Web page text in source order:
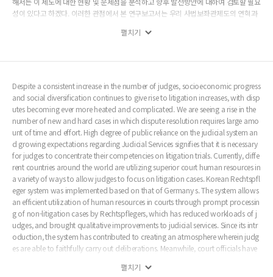
성이 있다고 하겠다. 이러한 관점에서 본 연구보고서는 우리 사법보좌관제도의 연혁과
여 독일과 오스트리아의 제도를 비교하면서 제도의 발전적 운영에 대한 여러 방안을 제
재판의 패러다임이‘신속한 처리’이었다면 앞으로는 ‘충실한 심리’로 그 무게 중심이 옮
이 한층 강화될 것으로 기대된다. 현직 사법보좌관들 스스로도 이러한 추세에 능동적으
로 대응하기 위해서는 학문적인 부분과 실무적인 부분을 결합하여 역량을 더욱 키워야
할 것이다. 끝으로 본 연구보고서가 향후 실제적인 사법보좌관제도의 개선으로 이어져
국민에 대하여 직접적인 도움을 줄 수 있는 제도로 정착하는 데 일조하기를 기대한다.
펼치기
Despite a consistent increase in the number of judges, socioeconomic progress
and social diversification continues to give rise to litigation increases, with disp
utes becoming ever more heated and complicated. We are seeing a rise in the
number of new and hard cases in which dispute resolution requires large amo
unt of time and effort. High degree of public reliance on the judicial system an
d growing expectations regarding Judicial Services signifies that it is necessary
for judges to concentrate their competencies on litigation trials. Currently, diffe
rent countries around the world are utilizing superior court human resources in
a variety of ways to allow judges to focus on litigation cases. Korean Rechtspfl
eger system was implemented based on that of Germany s. The system allows
an efficient utilization of human resources in courts through prompt processin
g of non-litigation cases by Rechtspflegers, which has reduced workloads of j
udges, and brought qualitative improvements to judicial services. Since its intr
oduction, the system has contributed to creating an atmosphere wherein judg
es are able to faithfully carry out deliberations. Meanwhile, court officials have
n of their work scope. In order for the Rechtspfleger system to progress positiv
펼치기